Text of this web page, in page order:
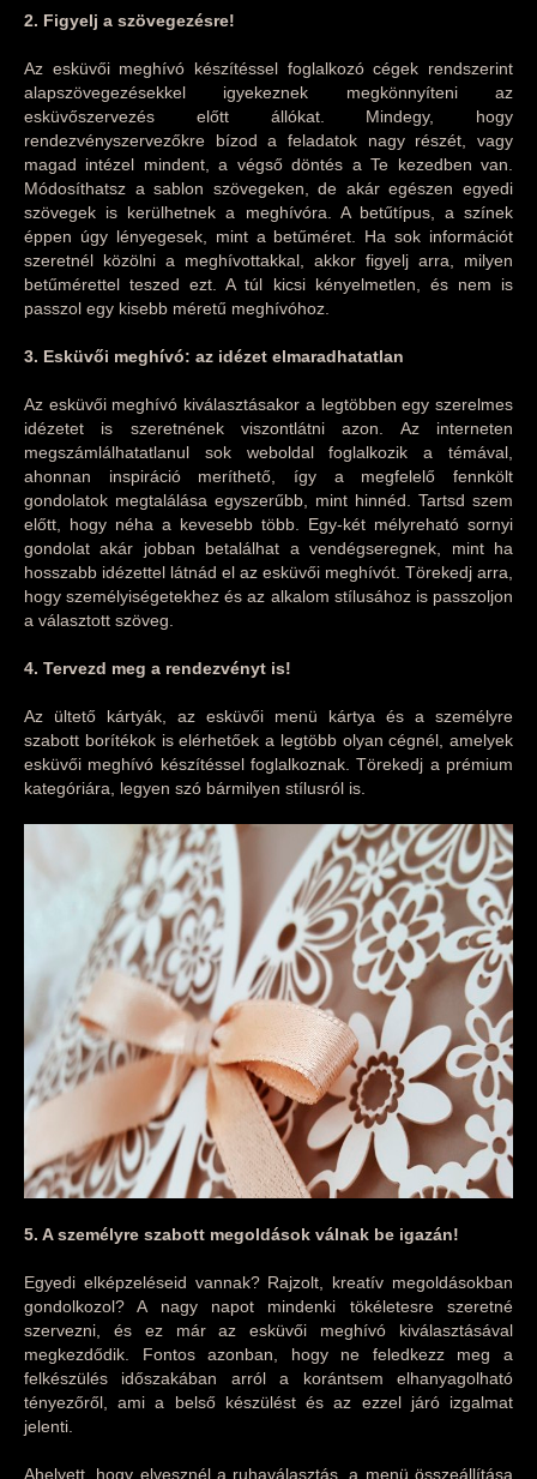
2. Figyelj a szövegezésre!
Az esküvői meghívó készítéssel foglalkozó cégek rendszerint
alapszövegezésekkel igyekeznek megkönnyíteni az
esküvőszervezés előtt állókat. Mindegy, hogy
rendezvényszervezőkre bízod a feladatok nagy részét, vagy
magad intézel mindent, a végső döntés a Te kezedben van.
Módosíthatsz a sablon szövegeken, de akár egészen egyedi
szövegek is kerülhetnek a meghívóra. A betűtípus, a színek
éppen úgy lényegesek, mint a betűméret. Ha sok információt
szeretnél közölni a meghívottakkal, akkor figyelj arra, milyen
betűmérettel teszed ezt. A túl kicsi kényelmetlen, és nem is
passzol egy kisebb méretű meghívóhoz.
3. Esküvői meghívó: az idézet elmaradhatatlan
Az esküvői meghívó kiválasztásakor a legtöbben egy szerelmes
idézetet is szeretnének viszontlátni azon. Az interneten
megszámlálhatatlanul sok weboldal foglalkozik a témával,
ahonnan inspiráció meríthető, így a megfelelő fennkölt
gondolatok megtalálása egyszerűbb, mint hinnéd. Tartsd szem
előtt, hogy néha a kevesebb több. Egy-két mélyreható sornyi
gondolat akár jobban betalálhat a vendégseregnek, mint ha
hosszabb idézettel látnád el az esküvői meghívót. Törekedj arra,
hogy személyiségetekhez és az alkalom stílusához is passzoljon
a választott szöveg.
4. Tervezd meg a rendezvényt is!
Az ültető kártyák, az esküvői menü kártya és a személyre
szabott borítékok is elérhetőek a legtöbb olyan cégnél, amelyek
esküvői meghívó készítéssel foglalkoznak. Törekedj a prémium
kategóriára, legyen szó bármilyen stílusról is.
5. A személyre szabott megoldások válnak be igazán!
Egyedi elképzeléseid vannak? Rajzolt, kreatív megoldásokban
gondolkozol? A nagy napot mindenki tökéletesre szeretné
szervezni, és ez már az esküvői meghívó kiválasztásával
megkezdődik. Fontos azonban, hogy ne feledkezz meg a
felkészülés időszakában arról a korántsem elhanyagolható
tényezőről, ami a belső készülést és az ezzel járó izgalmat
jelenti.
Ahelyett, hogy elvesznél a ruhaválasztás, a menü összeállítása